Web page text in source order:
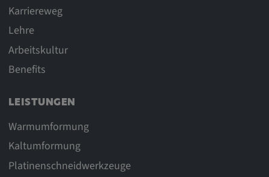
Karriereweg
Lehre
Arbeitskultur
Benefits
LEISTUNGEN
Warmumformung
Kaltumformung
Platinenschneidwerkzeuge